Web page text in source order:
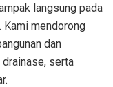
langsung pada
Kami mendorong
dan
serta